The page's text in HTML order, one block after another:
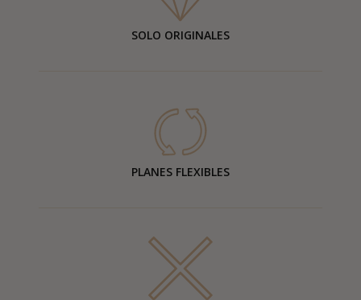
SOLO ORIGINALES
PLANES FLEXIBLES